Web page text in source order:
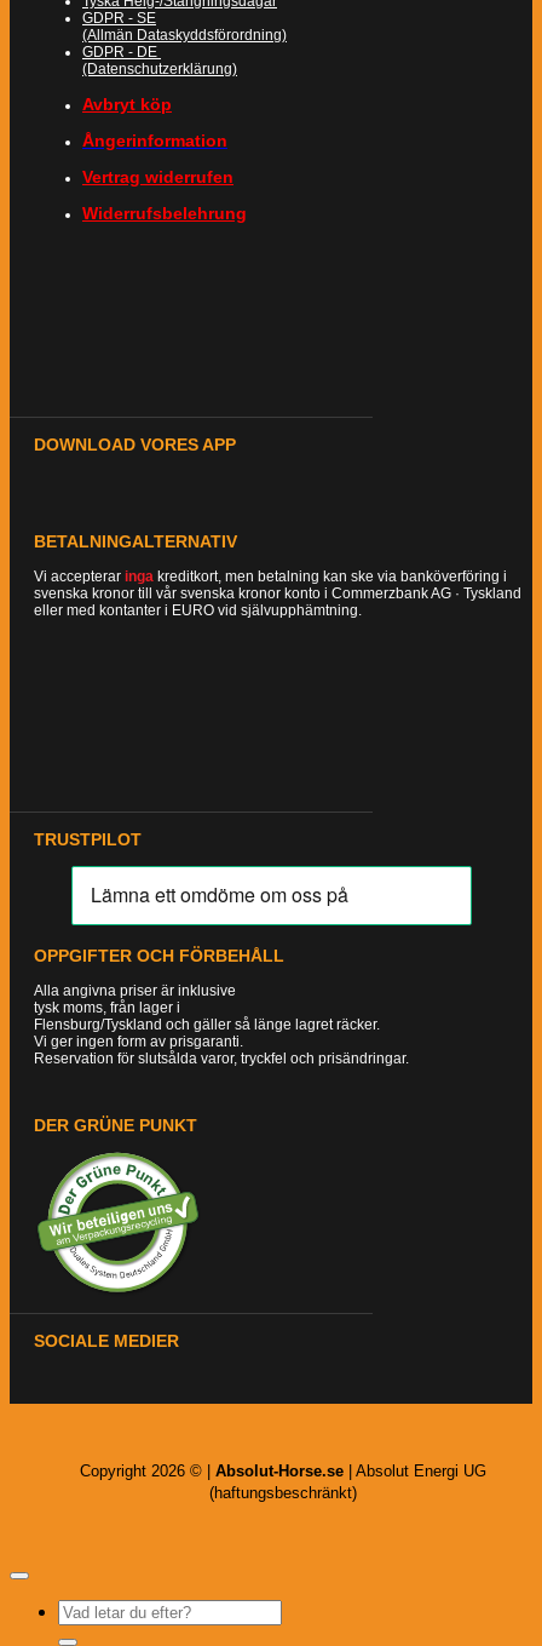
GDPR - SE
(Allmän Dataskyddsförordning)
GDPR - DE
(Datenschutzerklärung)
Avbryt köp
Ångerinformation
Vertrag widerrufen
Widerrufsbelehrung
DOWNLOAD VORES APP
BETALNINGALTERNATIV
Vi accepterar inga kreditkort, men betalning kan ske via banköverföring i
svenska kronor till vår svenska kronor konto i Commerzbank AG · Tyskland
eller med kontanter i EURO vid självupphämtning.
TRUSTPILOT
OPPGIFTER OCH FÖRBEHÅLL
Alla angivna priser är inklusive
tysk moms, från lager i
Flensburg/Tyskland och gäller så länge lagret räcker.
Vi ger ingen form av prisgaranti.
Reservation för slutsålda varor, tryckfel och prisändringar.
DER GRÜNE PUNKT
SOCIALE MEDIER
Copyright 2026 © | Absolut-Horse.se | Absolut Energi UG
(haftungsbeschränkt)
Sök
efter: